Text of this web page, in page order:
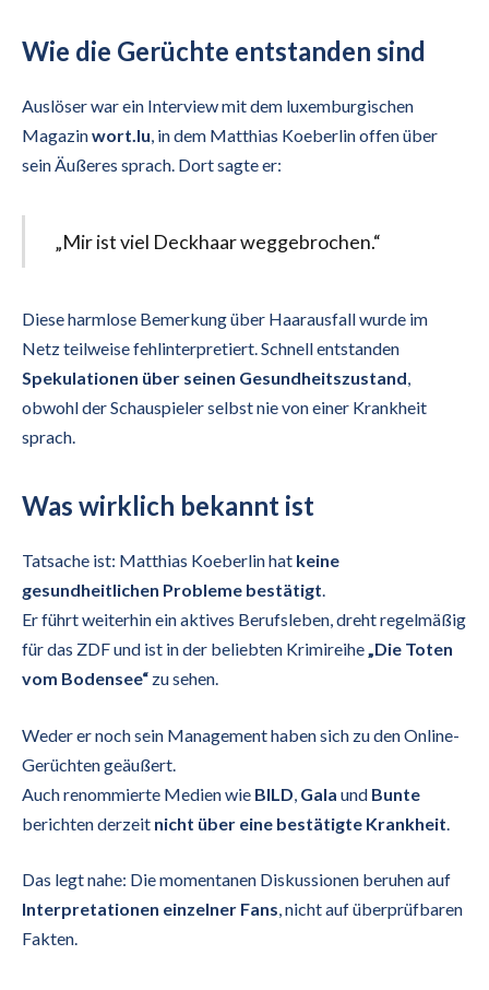
Wie die Gerüchte entstanden sind
Auslöser war ein Interview mit dem luxemburgischen
Magazinwort.lu , in dem Matthias Koeberlin offen über
sein Äußeres sprach. Dort sagte er:
„Mir ist viel Deckhaar weggebrochen.“
Diese harmlose Bemerkung über Haarausfall wurde im
Netz teilweise fehlinterpretiert. Schnell entstanden
Spekulationen über seinen Gesundheitszustand
obwohl der Schauspieler selbst nie von einer Krankheit
sprach.
Was wirklich bekannt ist
Tatsache ist: Matthias Koeberlin hat keine
gesundheitlichen Probleme bestätigt.
Er führt weiterhin ein aktives Berufsleben, dreht regelmäßig
für das ZDF und ist in der beliebten Krimireihe„Die Toten
vom Bodensee“ zu sehen.
Weder er noch sein Management haben sich zu den Online-
Gerüchten geäußert.
Auch renommierte Medien wie BILD Gala und Bunte
berichten derzeit nicht über eine bestätigte Krankheit
Das legt nahe: Die momentanen Diskussionen beruhen auf
Interpretationen einzelner Fans, nicht auf überprüfbaren
Fakten.